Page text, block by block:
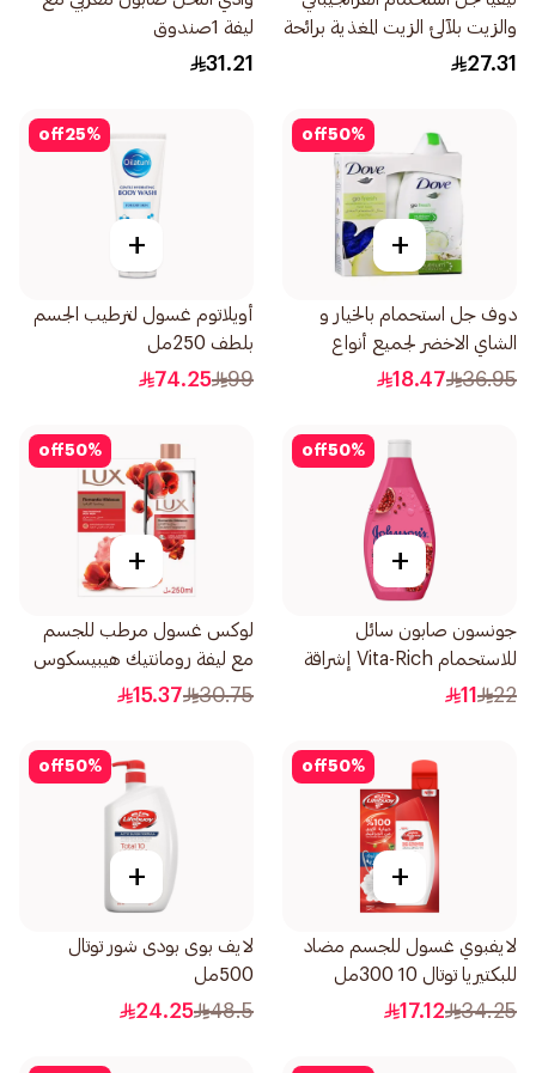
والزيت بلآلئ الزيت المغذية برائحة
الفرانجيباني 250مل
27.31
ليفة 1صندوق
31.21
50%
off
+
دوف جل استحمام بالخيار و
الشاي الاخضر لجميع أنواع
البشرة مع ليفة 250مل
36.95
18.47
25%
off
+
أويلاتوم غسول لترطيب الجسم
بلطف 250مل
99
74.25
50%
off
+
جونسون صابون سائل
للاستحمام Vita-Rich إشراقة
250مل
22
11
50%
off
+
لوكس غسول مرطب للجسم
مع ليفة رومانتيك هيبيسكوس
250مل
30.75
15.37
50%
off
+
لايفبوي غسول للجسم مضاد
للبكتيريا توتال 10 300مل
34.25
17.12
50%
off
+
لايف بوى بودى شور توتال
500مل
48.5
24.25